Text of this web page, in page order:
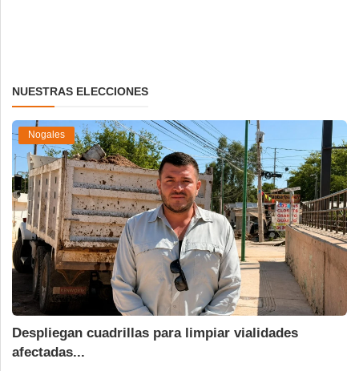
NUESTRAS ELECCIONES
Nogales
Despliegan cuadrillas para limpiar vialidades
afectadas...